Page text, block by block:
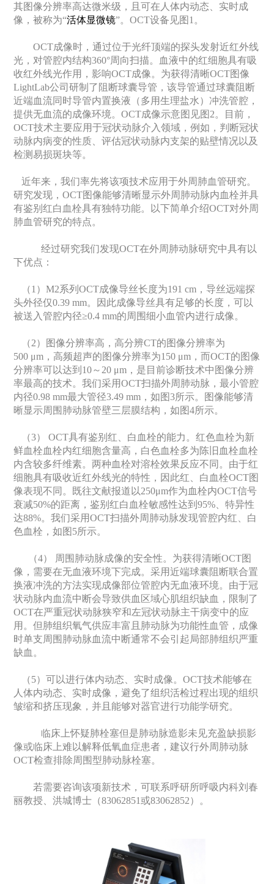
其图像分辨率高达微米级，且可在人体内动态、实时成
像，被称为“活体显微镜”。OCT设备见图 1 。
OCT成像时，通过位于光纤顶端的探头发射近红外线
光，对管腔内结构360°周向扫描。血液中的红细胞具有吸
收红外线光作用，影响OCT成像。为获得清晰OCT图像
LightLab公司研制了阻断球囊导管，该导管通过球囊阻断
近端血流同时导管内置换液（多用生理盐水）冲洗管腔，
提供无血流的成像环境。OCT成像示意图见图2。目前，
OCT技术主要应用于冠状动脉介入领域，例如，判断冠状
动脉内病变的性质、评估冠状动脉内支架的贴壁情况以及
检测易损斑块等。
近年来，我们率先将该项技术应用于外周肺血管研究。
研究发现，OCT图像能够清晰显示外周肺动脉内血栓并具
有鉴别红白血栓具有独特功能。以下简单介绍OCT对外周
肺血管研究的特点。
经过研究我们发现OCT在外周肺动脉研究中具有以
下优点：
（1）M2系列OCT成像导丝长度为191 cm，导丝远端探
头外径仅0.39 mm。因此成像导丝具有足够的长度，可以
被送入管腔内径≥0.4 mm的周围细小血管内进行成像。
（2）图像分辨率高，高分辨CT的图像分辨率为
500 μm，高频超声的图像分辨率为150 μm，而OCT的图像
分辨率可以达到10～20 μm，是目前诊断技术中图像分辨
率最高的技术。我们采用OCT扫描外周肺动脉，最小管腔
内径0.98 mm最大管径3.49 mm，如图3所示。图像能够清
晰显示周围肺动脉管壁三层膜结构，如图4所示。
（3） OCT具有鉴别红、白血栓的能力。红色血栓为新
鲜血栓血栓内红细胞含量高，白色血栓多为陈旧血栓血栓
内含较多纤维素。两种血栓对溶栓效果反应不同。由于红
细胞具有吸收近红外线光的特性，因此红、白血栓OCT图
像表现不同。既往文献报道以250μm作为血栓内OCT信号
衰减50%的距离，鉴别红白血栓敏感性达到95%、特异性
达88%。我们采用OCT扫描外周肺动脉发现管腔内红、白
色血栓，如图5所示。
（4） 周围肺动脉成像的安全性。为获得清晰OCT图
像，需要在无血液环境下完成。采用近端球囊阻断联合置
换液冲洗的方法实现成像部位管腔内无血液环境。由于冠
状动脉内血流中断会导致供血区域心肌组织缺血，限制了
OCT在严重冠状动脉狭窄和左冠状动脉主干病变中的应
用。但肺组织氧气供应丰富且肺动脉为功能性血管，成像
时单支周围肺动脉血流中断通常不会引起局部肺组织严重
缺血。
（5）可以进行体内动态、实时成像。OCT技术能够在
人体内动态、实时成像，避免了组织活检过程出现的组织
皱缩和挤压现象，并且能够对器官进行功能学研究。
临床上怀疑肺栓塞但是肺动脉造影未见充盈缺损影
像或临床上难以解释低氧血症患者，建议行外周肺动脉
OCT检查排除周围型肺动脉栓塞。
若需要咨询该项新技术，可联系呼研所呼吸内科刘春
丽教授、洪城博士（83062851或83062852）。